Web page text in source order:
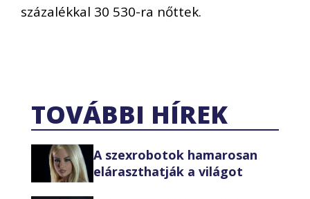
százalékkal 30 530-ra nőttek.
TOVÁBBI HÍREK
A szexrobotok hamarosan
eláraszthatják a világot